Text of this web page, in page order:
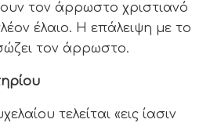
τον άρρωστο χριστιανό
έλαιο. Η επάλειψη με το
τον άρρωστο.
τελείται «εις ίασιν